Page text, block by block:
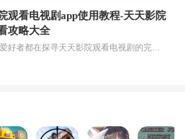
观看电视剧app使用教程-天天影院
攻略大全
不少影视爱好者都在探寻天天影院观看电视剧的完整方法，结合最新平台使用规则，本篇新手入门攻略全面讲解观看渠道、检索流程、播放设置以及画面模式调整等实用内容。全文适配手机、电脑等主流设备，步骤简洁易懂，无论是初次使用的新手，还是想要优化观影体验的用户，都能参照内容快速上手，熟练掌握平台各项操作技巧，轻松畅享影视内容。...